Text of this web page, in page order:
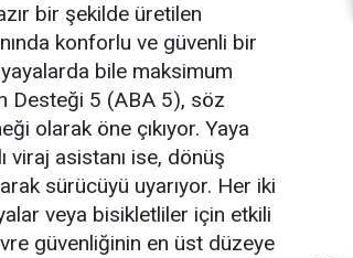
bir şekilde üretilen
konforlu ve güvenli bir
bile maksimum
Desteği 5 (ABA 5), söz
olarak öne çıkıyor. Yaya
viraj asistanı ise, dönüş
sürücüyü uyarıyor. Her iki
veya bisikletliler için etkili
güvenliğinin en üst düzeye